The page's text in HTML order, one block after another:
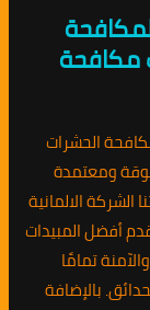
لمكافحة
مكافحة
الحشرات
ومعتمدة
الالمانية
أفضل المبيدات
تمامًا
بالإضافة